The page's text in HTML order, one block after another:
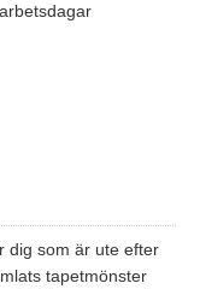
dig som är ute efter
tapetmönster